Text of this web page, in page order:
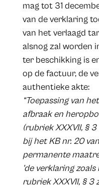
mag tot 31
van de verklaring
van het verlaagd
alsnog zal worden
ter beschikking is
op de factuur, de
authentieke akte:
“Toepassing van
afbraak en
(rubriek XXXVII, §
bij het KB nr. 20
permanente
'de verklaring
rubriek XXXVII, §